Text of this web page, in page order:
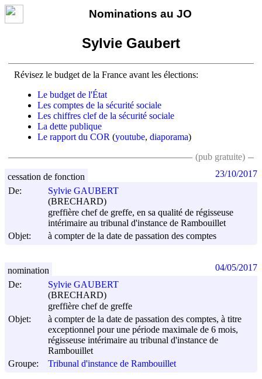
Nominations au JO
Sylvie Gaubert
Révisez le budget de la France avant les élections:
Le budget de l'État
Les comptes de la sécurité sociale
Les chiffres clef de la sécurité sociale
La dette publique
Le rapport du COR (youtube, diaporama)
(pub gratuite)
De:
Sylvie GAUBERT
(BRECHARD)
greffière chef de greffe, en sa qualité de régisseuse
intérimaire au tribunal d'instance de Rambouillet
Objet:
à compter de la date de passation des comptes
cessation de fonction 23/10/2017
De:
Sylvie GAUBERT
(BRECHARD)
greffière chef de greffe
Objet:
à compter de la date de passation des comptes, à titre
exceptionnel pour une période maximale de 6 mois,
régisseuse intérimaire au tribunal d'instance de
Rambouillet
Groupe:
Tribunal d'instance de Rambouillet
nomination 04/05/2017